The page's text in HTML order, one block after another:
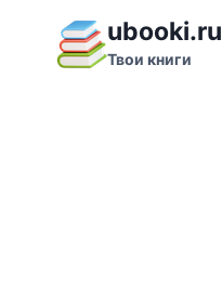
содержимому
ubooki.ru
Твои книги